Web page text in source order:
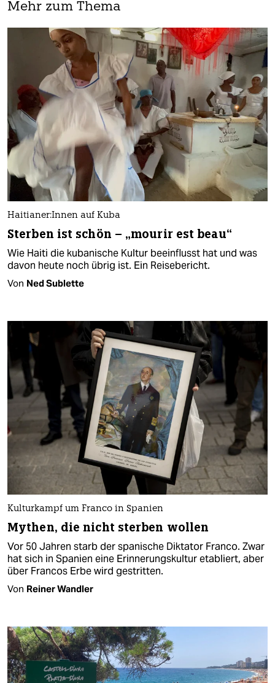
Mehr zum Thema
Hai­tia­ne­r:In­nen auf Kuba
Sterben ist schön – „mourir est beau“
Wie Haiti die kubanische Kultur beeinflusst hat und was
davon heute noch übrig ist. Ein Reisebericht.
Von Ned Sublette
Kulturkampf um Franco in Spanien
Mythen, die nicht sterben wollen
Vor 50 Jahren starb der spanische Diktator Franco. Zwar
hat sich in Spanien eine Erinnerungskultur etabliert, aber
über Francos Erbe wird gestritten.
Von Reiner Wandler